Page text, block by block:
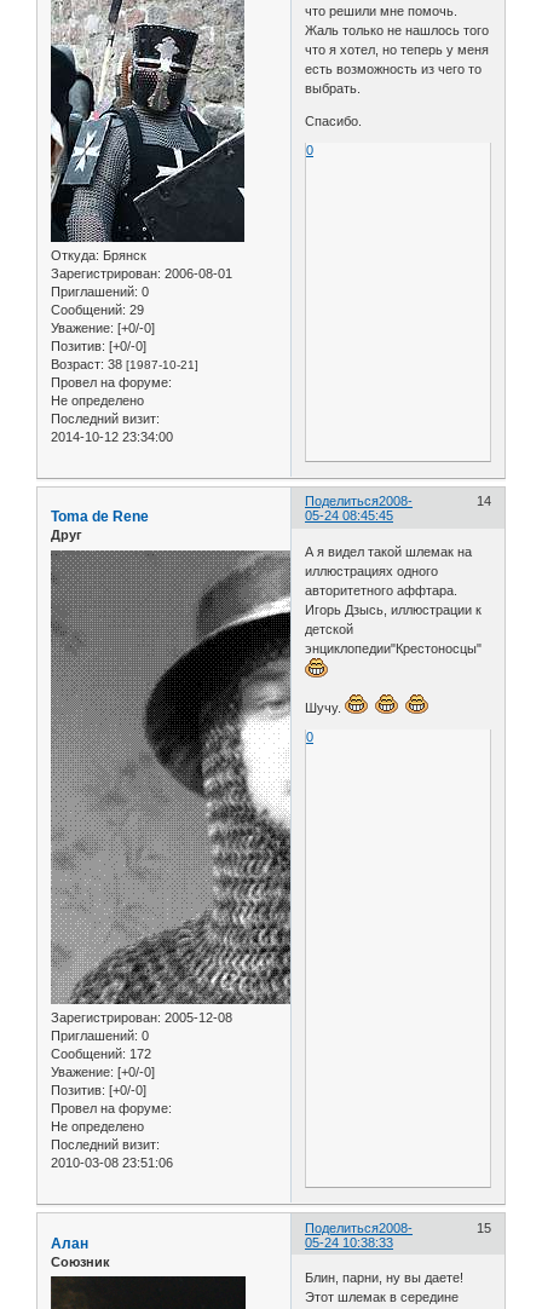
Откуда: Брянск
Зарегистрирован: 2006-08-01
Приглашений: 0
Сообщений: 29
Уважение: [+0/-0]
Позитив: [+0/-0]
Возраст: 38 [1987-10-21]
Провел на форуме:
Не определено
Последний визит:
2014-10-12 23:34:00
что решили мне помочь.
Жаль только не нашлось того
что я хотел, но теперь у меня
есть возможность из чего то
выбрать.
Спасибо.
0
Поделиться 14
2008-
05-24 08:45:45
Toma de Rene
Друг
Зарегистрирован: 2005-12-08
Приглашений: 0
Сообщений: 172
Уважение: [+0/-0]
Позитив: [+0/-0]
Провел на форуме:
Не определено
Последний визит:
2010-03-08 23:51:06
А я видел такой шлемак на
иллюстрациях одного
авторитетного аффтара.
Игорь Дзысь, иллюстрации к
детской
энциклопедии"Крестоносцы"
Шучу.
0
Поделиться 15
2008-
05-24 10:38:33
Алан
Союзник
Блин, парни, ну вы даете!
Этот шлемак в середине